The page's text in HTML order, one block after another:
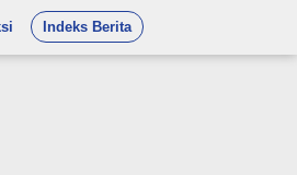
Indeks Berita